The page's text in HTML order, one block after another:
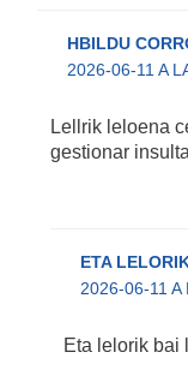
HBILDU
2026-06-11 A
Lellrik leloena
gestionar
ETA
2026-06-11 A
Eta lelorik bai